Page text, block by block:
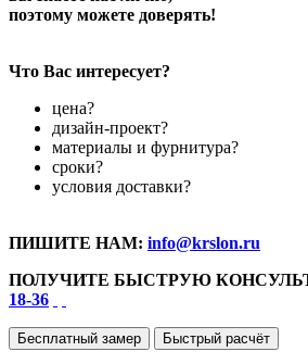
поэтому можете доверять!
Что Вас интересует?
цена?
дизайн-проект?
материалы и фурнитура?
сроки?
условия доставки?
ПИШИТЕ НАМ: info@krslon.ru
ПОЛУЧИТЕ БЫСТРУЮ
18-36
Бесплатный замер Быстрый расчёт